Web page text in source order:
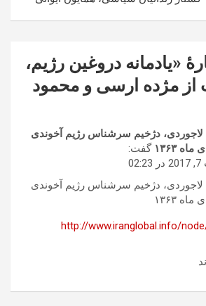
یادمانه دروغین رژیم،
از مژده ارسی و محمود
دژخیم سرشناس رژیم آخوندی
گفت:
دژخیم سرشناس رژیم آخوندی
http://www.iranglobal.info/